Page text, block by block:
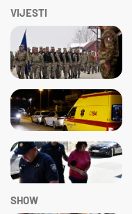
VIJESTI
SHOW